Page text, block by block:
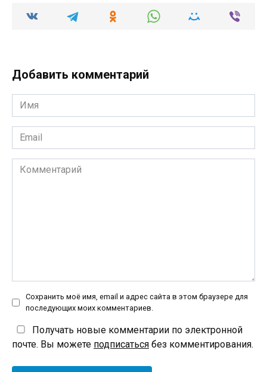
Добавить комментарий
Имя
*
Email
*
Комментарий
Сохранить моё имя, email и адрес сайта в этом браузере для
последующих моих комментариев.
Получать новые комментарии по электронной
почте. Вы можете подписаться без комментирования.